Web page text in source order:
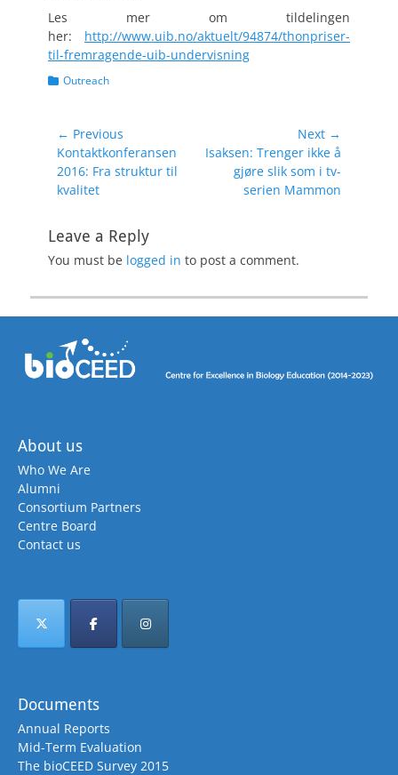
Les mer om tildelingen
her: http://www.uib.no/aktuelt/94874/thonpriser-
til-fremragende-uib-undervisning
Categories
Outreach
Post
navigation
← Previous
Previous
post:
Kontaktkonferansen
2016: Fra struktur til
kvalitet
Next →
Next
Isaksen: Trenger ikke å
gjøre slik som i tv-
serien Mammon
Leave a Reply
You must be logged in to post a comment.
About us
Who We Are
Alumni
Consortium Partners
Centre Board
Contact us
Documents
Annual Reports
Mid-Term Evaluation
The bioCEED Survey 2015